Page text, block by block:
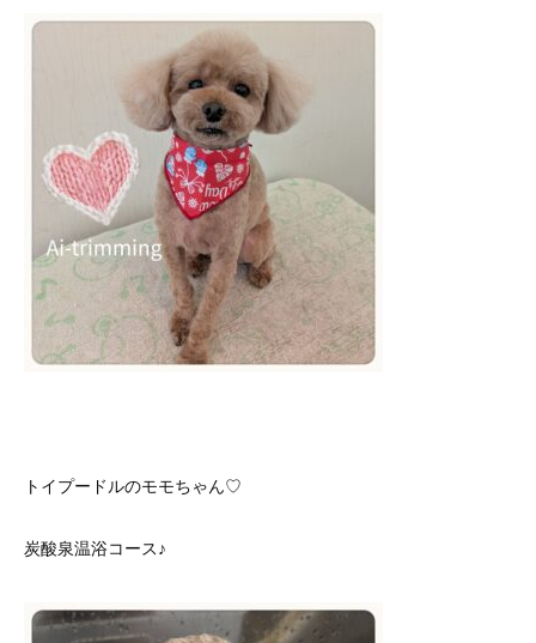
トイプードルのモモちゃん♡
炭酸泉温浴コース♪